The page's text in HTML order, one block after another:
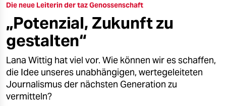
öko
gesellschaft
kultur
sport
berlin
Die neue Leiterin der taz Genossenschaft
„Potenzial, Zukunft zu
gestalten“
Lana Wittig hat viel vor. Wie können wir es schaffen,
die Idee unseres unabhängigen, wertegeleiteten
Journalismus der nächsten Generation zu
vermitteln?